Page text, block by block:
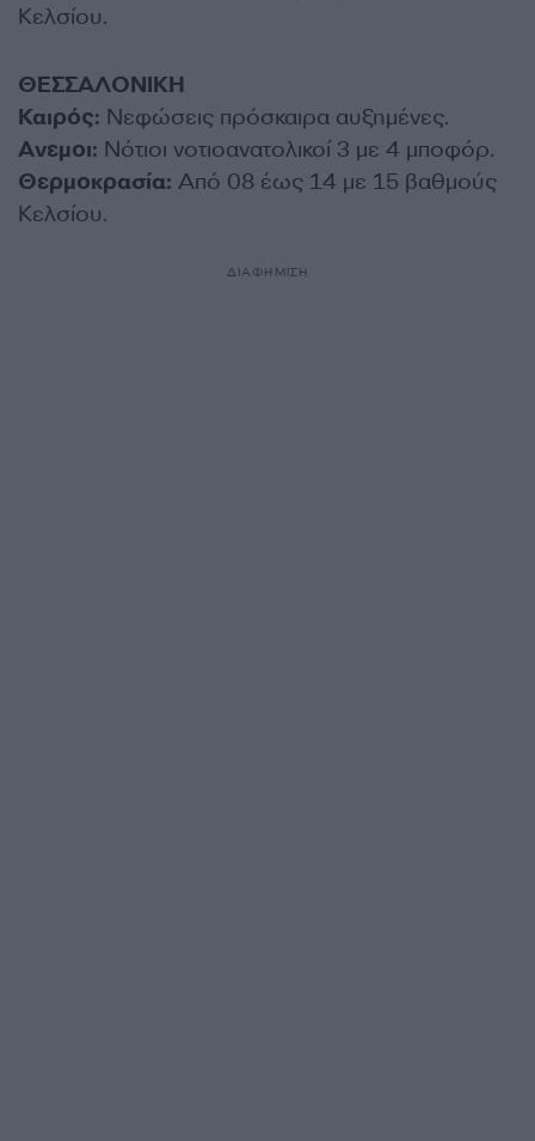
Κελσίου.
ΘΕΣΣΑΛΟΝΙΚΗ
Καιρός: Νεφώσεις πρόσκαιρα αυξημένες.
Ανεμοι: Νότιοι νοτιοανατολικοί 3 με 4 μποφόρ.
Θερμοκρασία: Από 08 έως 14 με 15 βαθμούς
Κελσίου.
ΔΙΑΦΗΜΙΣΗ